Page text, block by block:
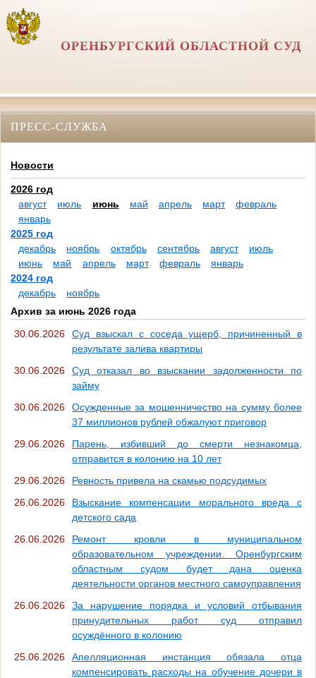
ОРЕНБУРГСКИЙ ОБЛАСТНОЙ СУД
ПРЕСС-СЛУЖБА
Новости
2026 год
август
июль июнь май апрель март
февраль
январь
2025 год
декабрь
ноябрь октябрь сентябрь август
июль
июнь
май апрель март февраль
январь
2024 год
декабрь
ноябрь
Архив за июнь 2026 года
30.06.2026
Суд взыскал с соседа ущерб, причиненный в
результате залива квартиры
30.06.2026
Суд отказал во взыскании задолженности по
займу
30.06.2026
Осужденные за мошенничество на сумму более
37 миллионов рублей обжалуют приговор
29.06.2026
Парень, избивший до смерти незнакомца,
отправится в колонию на 10 лет
29.06.2026
Ревность привела на скамью подсудимых
26.06.2026
Взыскание компенсации морального вреда с
детского сада
26.06.2026
Ремонт кровли в муниципальном
образовательном учреждении. Оренбургским
областным судом будет дана оценка
деятельности органов местного самоуправления
26.06.2026
За нарушение порядка и условий отбывания
принудительных работ суд отправил
осуждённого в колонию
25.06.2026
Апелляционная инстанция обязала отца
компенсировать расходы на обучение дочери в